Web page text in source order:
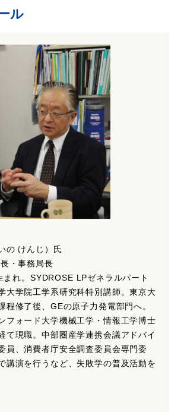
ル
の けんじ）氏
・事務局長
れ。SYDROSE LPゼネラルパート
大学院工学系研究科特別講師。東京大
程修了後、GEの原子力発電部門へ。
フォード大学機械工学・情報工学博士
て現職。中部圏産学連携会議アドバイ
員、消費者庁安全調査委員会専門委
講演を行うなど、失敗学の普及活動を